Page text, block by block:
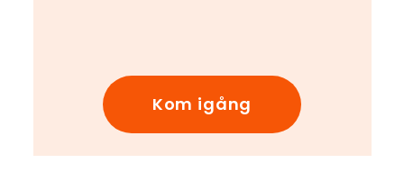
Kom igång